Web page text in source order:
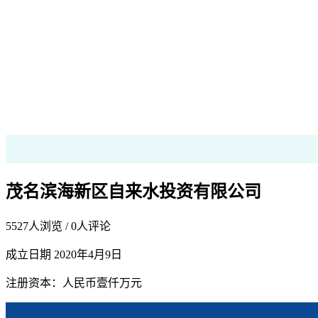
茂名滨海新区自来水投资有限公司
5527人浏览 /0人评论
成立日期 2020年4月9日
注册资本：人民币壹仟万元